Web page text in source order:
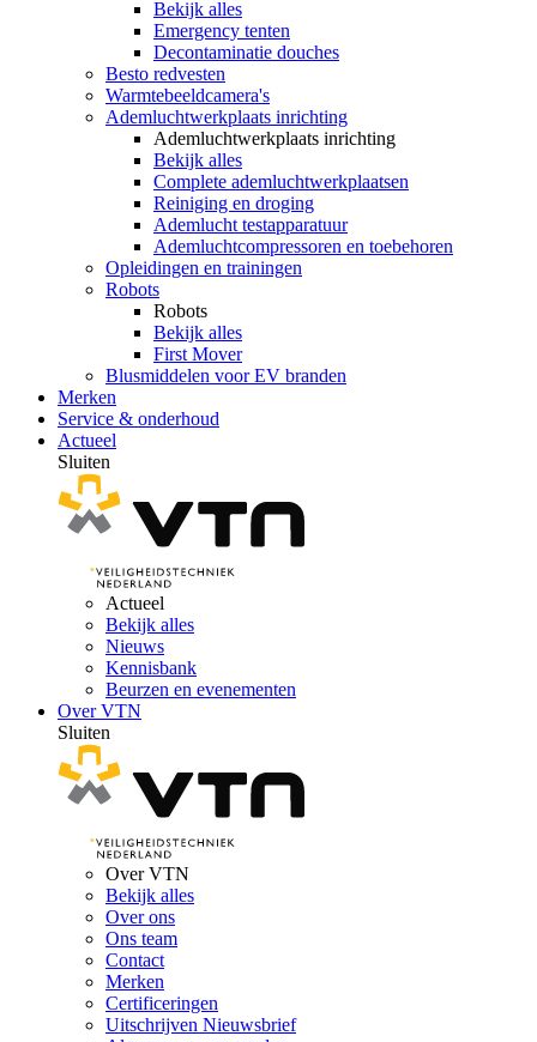
Bekijk alles
Emergency tenten
Decontaminatie douches
Besto redvesten
Warmtebeeldcamera's
Ademluchtwerkplaats inrichting
Ademluchtwerkplaats inrichting
Bekijk alles
Complete ademluchtwerkplaatsen
Reiniging en droging
Ademlucht testapparatuur
Ademluchtcompressoren en toebehoren
Opleidingen en trainingen
Robots
Robots
Bekijk alles
First Mover
Blusmiddelen voor EV branden
Merken
Service & onderhoud
Actueel
Sluiten
Actueel
Bekijk alles
Nieuws
Kennisbank
Beurzen en evenementen
Over VTN
Sluiten
Over VTN
Bekijk alles
Over ons
Ons team
Contact
Merken
Certificeringen
Uitschrijven Nieuwsbrief